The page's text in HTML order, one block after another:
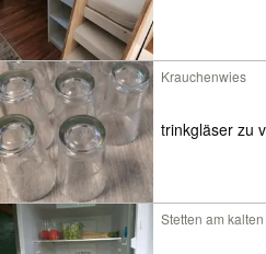
Krauchenwies
trinkgläser zu
Stetten am